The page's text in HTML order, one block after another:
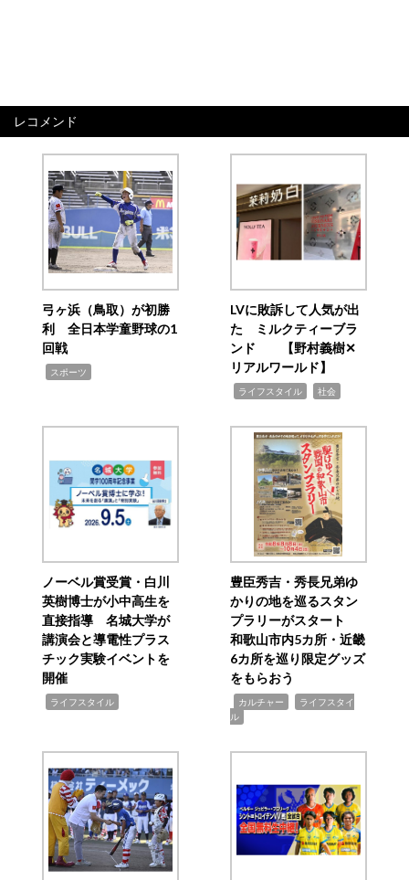
レコメンド
弓ヶ浜（鳥取）が初勝
利 全日本学童野球の1
回戦
スポーツ
LVに敗訴して人気が出
た ミルクティーブラ
ンド 【野村義樹✕
リアルワールド】
ライフスタイル 社会
ノーベル賞受賞・白川
英樹博士が小中高生を
直接指導 名城大学が
講演会と導電性プラス
チック実験イベントを
開催
ライフスタイル
豊臣秀吉・秀長兄弟ゆ
かりの地を巡るスタン
プラリーがスタート
和歌山市内5カ所・近畿
6カ所を巡り限定グッズ
をもらおう
カルチャー
ライフスタイ
ル